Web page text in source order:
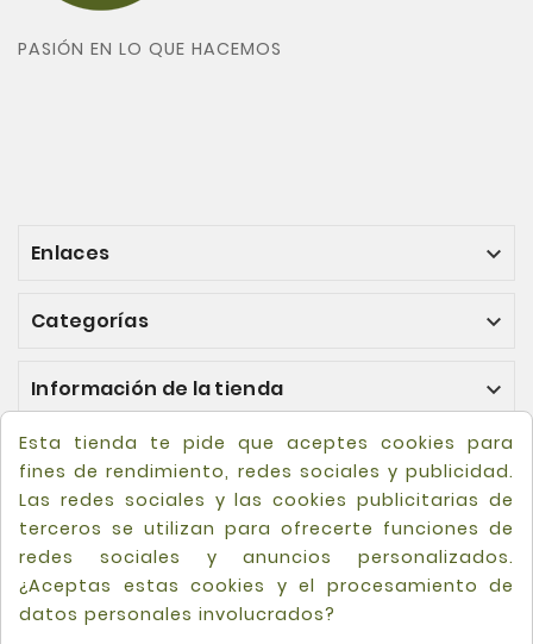
PASIÓN EN LO QUE HACEMOS
Enlaces 
Categorías 
Información de la tienda 
Esta tienda te pide que aceptes cookies para
fines de rendimiento, redes sociales y publicidad.
Las redes sociales y las cookies publicitarias de
terceros se utilizan para ofrecerte funciones de
redes sociales y anuncios personalizados.
¿Aceptas estas cookies y el procesamiento de
datos personales involucrados?